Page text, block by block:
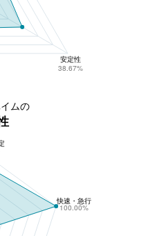
安定性
38.67%
ムの
快速・急行
100.00%